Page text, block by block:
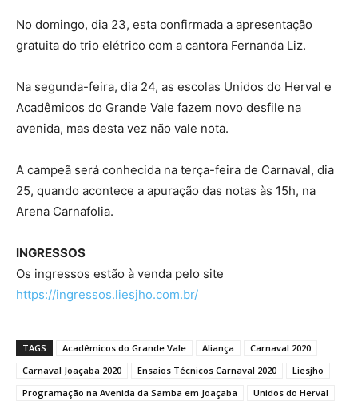
No domingo, dia 23, esta confirmada a apresentação
gratuita do trio elétrico com a cantora Fernanda Liz.
Na segunda-feira, dia 24, as escolas Unidos do Herval e
Acadêmicos do Grande Vale fazem novo desfile na
avenida, mas desta vez não vale nota.
A campeã será conhecida na terça-feira de Carnaval, dia
25, quando acontece a apuração das notas às 15h, na
Arena Carnafolia.
INGRESSOS
Os ingressos estão à venda pelo site
https://ingressos.liesjho.com.br/
TAGS Acadêmicos do Grande Vale Aliança
Carnaval 2020
Carnaval Joaçaba 2020
Ensaios Técnicos Carnaval 2020
Liesjho
Programação na Avenida da Samba em Joaçaba
Unidos do Herval